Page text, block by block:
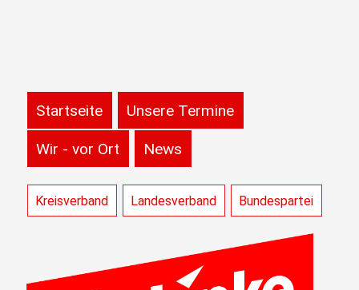
Startseite Unsere Termine
Wir - vor Ort News
Kreisverband Landesverband Bundespartei